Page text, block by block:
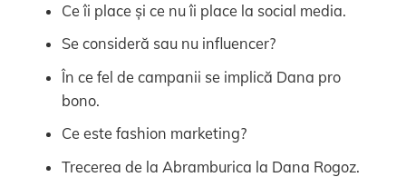
Ce îi place și ce nu îi place la social media.
Se consideră sau nu influencer?
În ce fel de campanii se implică Dana pro
bono.
Ce este fashion marketing?
Trecerea de la Abramburica la Dana Rogoz.